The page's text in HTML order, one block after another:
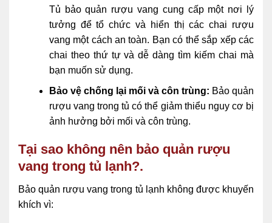
Tủ bảo quản rượu vang cung cấp một nơi lý
tưởng để tổ chức và hiển thị các chai rượu
vang một cách an toàn. Bạn có thể sắp xếp các
chai theo thứ tự và dễ dàng tìm kiếm chai mà
bạn muốn sử dụng.
Bảo vệ chống lại mối và côn trùng: Bảo quản
rượu vang trong tủ có thể giảm thiểu nguy cơ bị
ảnh hưởng bởi mối và côn trùng.
Tại sao không nên bảo quản rượu
vang trong tủ lạnh?.
Bảo quản rượu vang trong tủ lạnh không được khuyến
khích vì: